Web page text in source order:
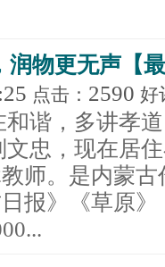
润物更无声【
点击： 2590 好
谐，多讲孝
忠，现在居
师。是内蒙
报》《草原